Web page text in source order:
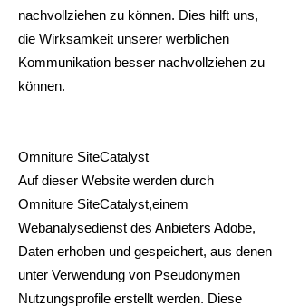
nachvollziehen zu können. Dies hilft uns,
die Wirksamkeit unserer werblichen
Kommunikation besser nachvollziehen zu
können.
Omniture SiteCatalyst
Auf dieser Website werden durch
Omniture SiteCatalyst,einem
Webanalysedienst des Anbieters Adobe,
Daten erhoben und gespeichert, aus denen
unter Verwendung von Pseudonymen
Nutzungsprofile erstellt werden. Diese